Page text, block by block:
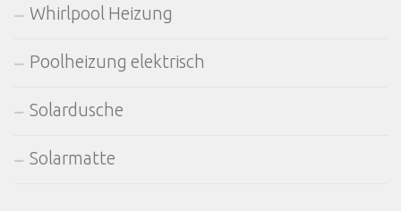
Whirlpool Heizung
Poolheizung elektrisch
Solardusche
Solarmatte